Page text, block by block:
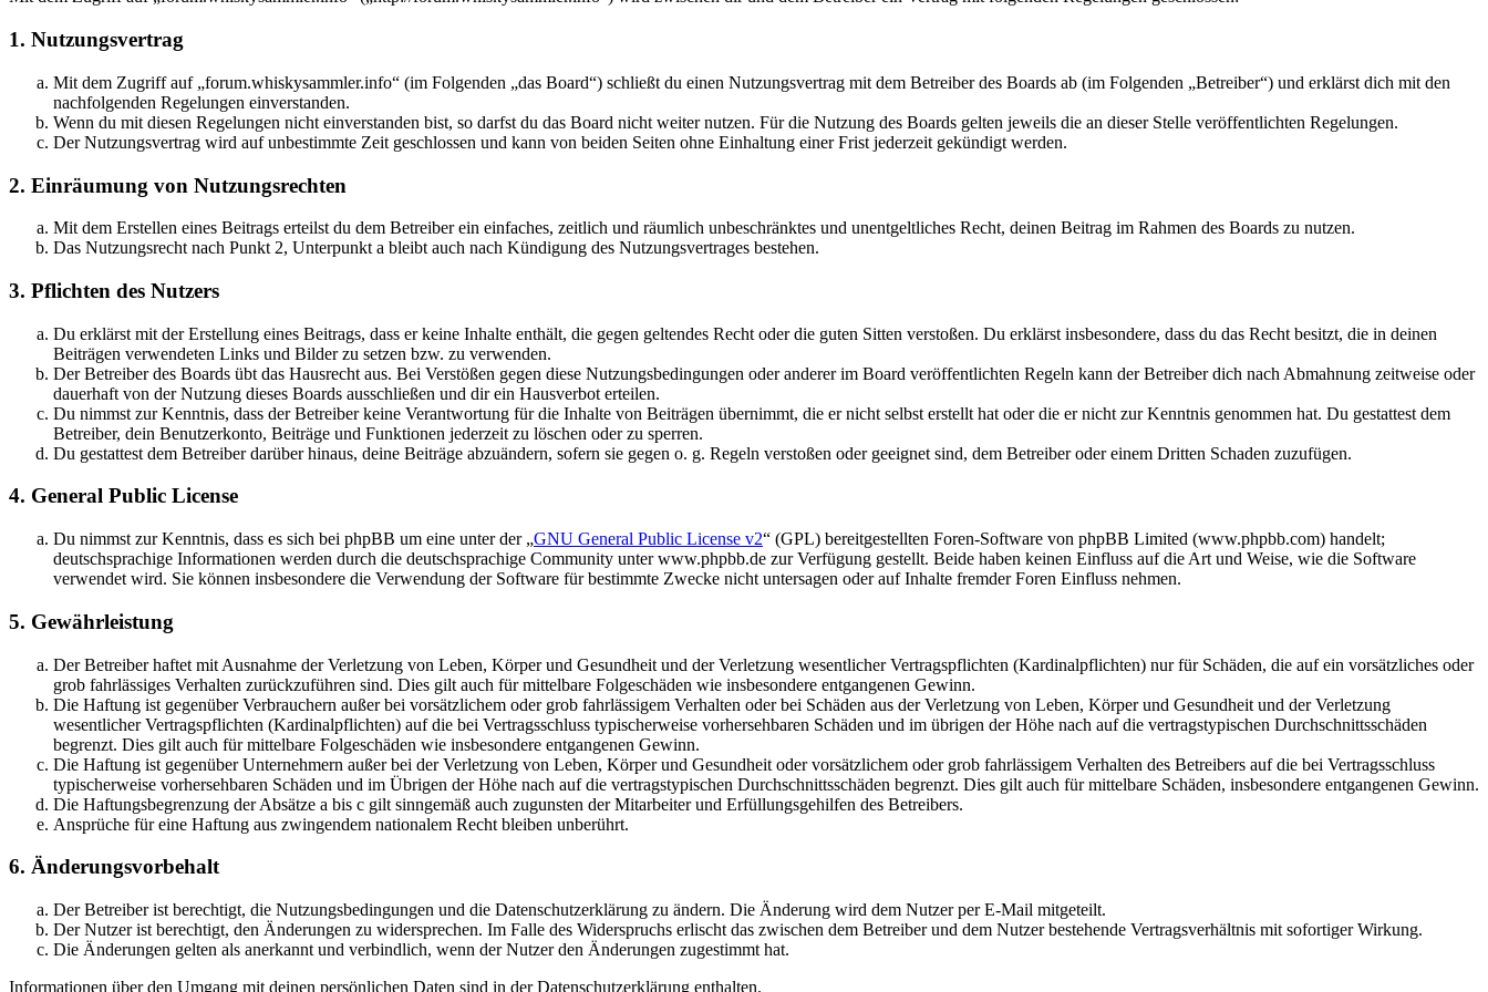
1. Nutzungsvertrag
Mit dem Zugriff auf „forum.whiskysammler.info“ (im Folgenden „das Board“) schließt du einen Nutzungsvertrag mit dem Betreiber des Boards ab (im Folgenden „Betreiber“) und erklärst dich mit den
nachfolgenden Regelungen einverstanden.
Wenn du mit diesen Regelungen nicht einverstanden bist, so darfst du das Board nicht weiter nutzen. Für die Nutzung des Boards gelten jeweils die an dieser Stelle veröffentlichten Regelungen.
Der Nutzungsvertrag wird auf unbestimmte Zeit geschlossen und kann von beiden Seiten ohne Einhaltung einer Frist jederzeit gekündigt werden.
2. Einräumung von Nutzungsrechten
Mit dem Erstellen eines Beitrags erteilst du dem Betreiber ein einfaches, zeitlich und räumlich unbeschränktes und unentgeltliches Recht, deinen Beitrag im Rahmen des Boards zu nutzen.
Das Nutzungsrecht nach Punkt 2, Unterpunkt a bleibt auch nach Kündigung des Nutzungsvertrages bestehen.
3. Pflichten des Nutzers
Du erklärst mit der Erstellung eines Beitrags, dass er keine Inhalte enthält, die gegen geltendes Recht oder die guten Sitten verstoßen. Du erklärst insbesondere, dass du das Recht besitzt, die in deinen
Beiträgen verwendeten Links und Bilder zu setzen bzw. zu verwenden.
Der Betreiber des Boards übt das Hausrecht aus. Bei Verstößen gegen diese Nutzungsbedingungen oder anderer im Board veröffentlichten Regeln kann der Betreiber dich nach Abmahnung zeitweise oder
dauerhaft von der Nutzung dieses Boards ausschließen und dir ein Hausverbot erteilen.
Du nimmst zur Kenntnis, dass der Betreiber keine Verantwortung für die Inhalte von Beiträgen übernimmt, die er nicht selbst erstellt hat oder die er nicht zur Kenntnis genommen hat. Du gestattest dem
Betreiber, dein Benutzerkonto, Beiträge und Funktionen jederzeit zu löschen oder zu sperren.
Du gestattest dem Betreiber darüber hinaus, deine Beiträge abzuändern, sofern sie gegen o. g. Regeln verstoßen oder geeignet sind, dem Betreiber oder einem Dritten Schaden zuzufügen.
4. General Public License
Du nimmst zur Kenntnis, dass es sich bei phpBB um eine unter der „GNU General Public License v2“ (GPL) bereitgestellten Foren-Software von phpBB Limited (www.phpbb.com) handelt;
deutschsprachige Informationen werden durch die deutschsprachige Community unter www.phpbb.de zur Verfügung gestellt. Beide haben keinen Einfluss auf die Art und Weise, wie die Software
verwendet wird. Sie können insbesondere die Verwendung der Software für bestimmte Zwecke nicht untersagen oder auf Inhalte fremder Foren Einfluss nehmen.
5. Gewährleistung
Der Betreiber haftet mit Ausnahme der Verletzung von Leben, Körper und Gesundheit und der Verletzung wesentlicher Vertragspflichten (Kardinalpflichten) nur für Schäden, die auf ein vorsätzliches oder
grob fahrlässiges Verhalten zurückzuführen sind. Dies gilt auch für mittelbare Folgeschäden wie insbesondere entgangenen Gewinn.
Die Haftung ist gegenüber Verbrauchern außer bei vorsätzlichem oder grob fahrlässigem Verhalten oder bei Schäden aus der Verletzung von Leben, Körper und Gesundheit und der Verletzung
wesentlicher Vertragspflichten (Kardinalpflichten) auf die bei Vertragsschluss typischerweise vorhersehbaren Schäden und im übrigen der Höhe nach auf die vertragstypischen Durchschnittsschäden
begrenzt. Dies gilt auch für mittelbare Folgeschäden wie insbesondere entgangenen Gewinn.
Die Haftung ist gegenüber Unternehmern außer bei der Verletzung von Leben, Körper und Gesundheit oder vorsätzlichem oder grob fahrlässigem Verhalten des Betreibers auf die bei Vertragsschluss
typischerweise vorhersehbaren Schäden und im Übrigen der Höhe nach auf die vertragstypischen Durchschnittsschäden begrenzt. Dies gilt auch für mittelbare Schäden, insbesondere entgangenen Gewinn.
Die Haftungsbegrenzung der Absätze a bis c gilt sinngemäß auch zugunsten der Mitarbeiter und Erfüllungsgehilfen des Betreibers.
Ansprüche für eine Haftung aus zwingendem nationalem Recht bleiben unberührt.
6. Änderungsvorbehalt
Der Betreiber ist berechtigt, die Nutzungsbedingungen und die Datenschutzerklärung zu ändern. Die Änderung wird dem Nutzer per E-Mail mitgeteilt.
Der Nutzer ist berechtigt, den Änderungen zu widersprechen. Im Falle des Widerspruchs erlischt das zwischen dem Betreiber und dem Nutzer bestehende Vertragsverhältnis mit sofortiger Wirkung.
Die Änderungen gelten als anerkannt und verbindlich, wenn der Nutzer den Änderungen zugestimmt hat.
Informationen über den Umgang mit deinen persönlichen Daten sind in der Datenschutzerklärung enthalten.